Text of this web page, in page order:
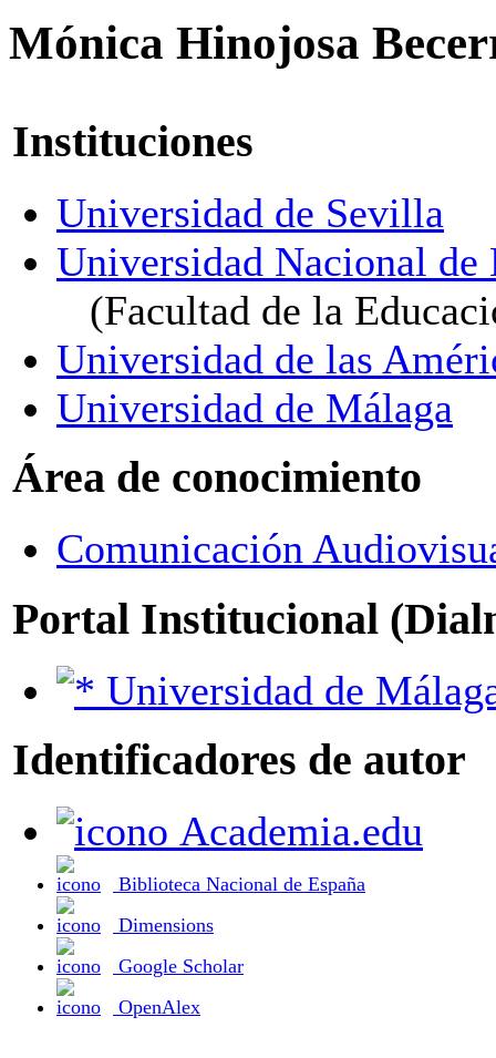
Mónica Hinojosa
Instituciones
Universidad de Sevilla
Universidad Nacional de
(Facultad de la
Universidad de las
Universidad de Málaga
Área de conocimiento
Comunicación
Portal Institucional
Universidad de
Identificadores de autor
Academia.edu
Biblioteca Nacional de España
Dimensions
Google Scholar
OpenAlex